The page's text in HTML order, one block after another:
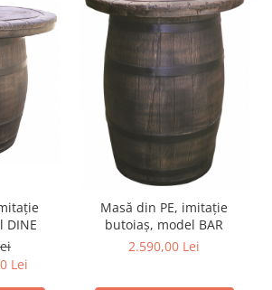
DINE
Lei
Masă din PE, imitație
butoiaș, model BAR
2.590,00 Lei